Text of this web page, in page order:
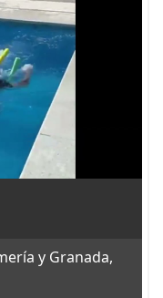
y Granada,